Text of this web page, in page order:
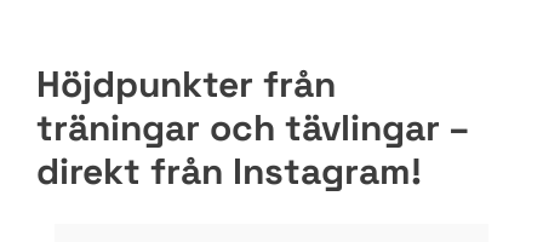
Höjdpunkter från
träningar och tävlingar –
direkt från Instagram!